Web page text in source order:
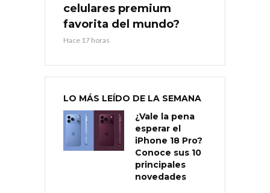
celulares premium
favorita del mundo?
Hace 17 horas
LO MÁS LEÍDO DE LA SEMANA
¿Vale la pena
esperar el
iPhone 18 Pro?
Conoce sus 10
principales
novedades